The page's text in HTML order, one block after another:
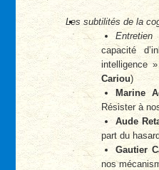
Les subtilités de la
Entretien
capacité
intelligence
Cariou)
Marine
Résister à
Aude
part du
Gautier
nos